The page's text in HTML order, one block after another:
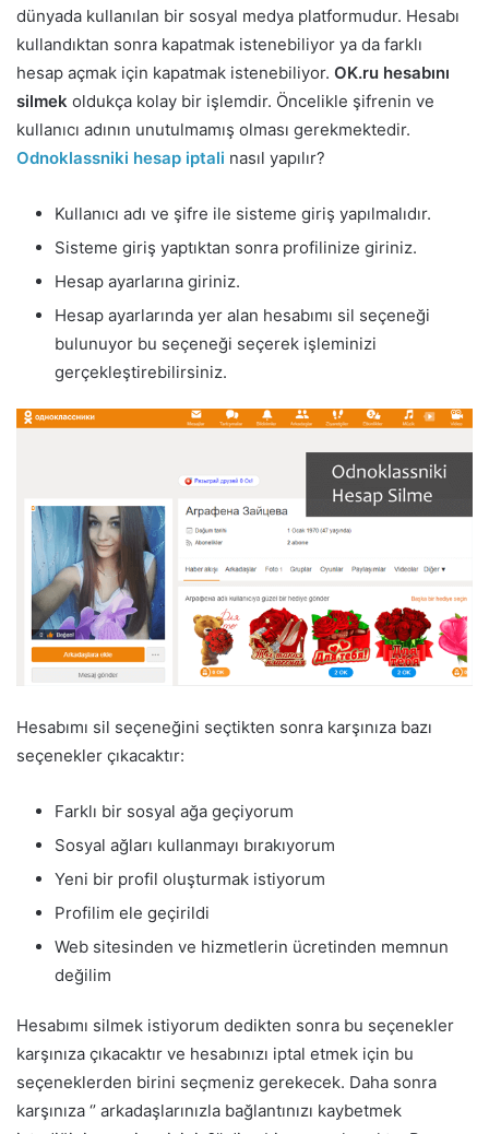
dünyada kullanılan bir sosyal medya platformudur. Hesabı
kullandıktan sonra kapatmak istenebiliyor ya da farklı
hesap açmak için kapatmak istenebiliyor. OK.ru hesabını
silmek oldukça kolay bir işlemdir. Öncelikle şifrenin ve
kullanıcı adının unutulmamış olması gerekmektedir.
Odnoklassniki hesap iptali nasıl yapılır?
Kullanıcı adı ve şifre ile sisteme giriş yapılmalıdır.
Sisteme giriş yaptıktan sonra profilinize giriniz.
Hesap ayarlarına giriniz.
Hesap ayarlarında yer alan hesabımı sil seçeneği
bulunuyor bu seçeneği seçerek işleminizi
gerçekleştirebilirsiniz.
Hesabımı sil seçeneğini seçtikten sonra karşınıza bazı
seçenekler çıkacaktır:
Farklı bir sosyal ağa geçiyorum
Sosyal ağları kullanmayı bırakıyorum
Yeni bir profil oluşturmak istiyorum
Profilim ele geçirildi
Web sitesinden ve hizmetlerin ücretinden memnun
değilim
Hesabımı silmek istiyorum dedikten sonra bu seçenekler
karşınıza çıkacaktır ve hesabınızı iptal etmek için bu
seçeneklerden birini seçmeniz gerekecek. Daha sonra
karşınıza ‘’ arkadaşlarınızla bağlantınızı kaybetmek